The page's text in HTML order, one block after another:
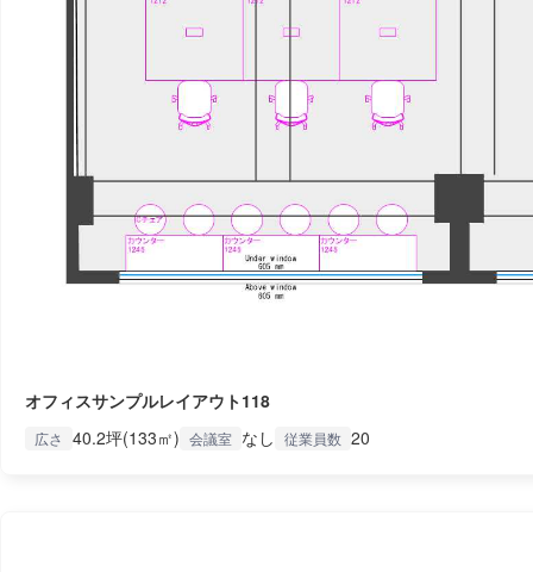
オフィスサンプルレイアウト118
広さ 40.2坪(133㎡) 会議室 なし 従業員数 20